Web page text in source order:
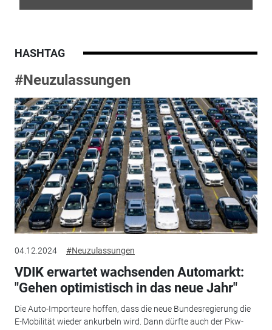
HASHTAG
#Neuzulassungen
04.12.2024 #Neuzulassungen
VDIK erwartet wachsenden Automarkt:
"Gehen optimistisch in das neue Jahr"
Die Auto-Importeure hoffen, dass die neue Bundesregierung die
E-Mobilität wieder ankurbeln wird. Dann dürfte auch der Pkw-